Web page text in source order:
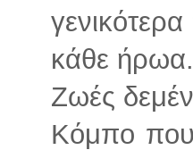
κάθε ήρωα.
Ζωές
Κόμπο που